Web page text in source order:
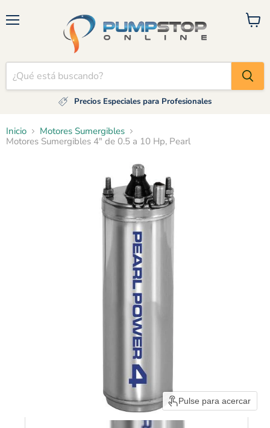
Precios Especiales para Profesionales
Ver
Inicio
Motores Sumergibles
Motores Sumergibles 4" de 0.5 a 10 Hp, Pearl
Pulse para acercar